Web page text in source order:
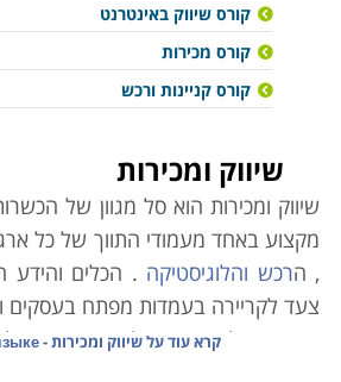
קורס שיווק באינטרנט
קורס מכירות
קורס קניינות ורכש
שיווק ומכירות
שיווק ומכירות הוא סל מגוון של
מקצוע באחד מעמודי התווך של כל
, הרכש והלוגיסטיקה . הכלים והידע
צעד לקריירה בעמדות מפתח בעסקים
מאחורי כל עסק מצליח עומד
קרא עוד עלשיווק ומכירות - Курсы на русском языке